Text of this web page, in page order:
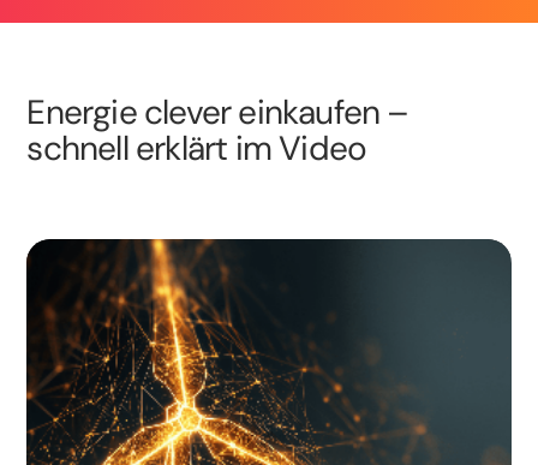
Energie clever einkaufen –
schnell erklärt im Video